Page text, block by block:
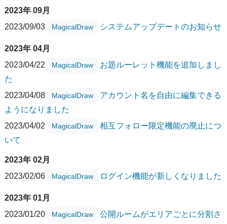
2023年 09月
2023/09/03
MagicalDraw システムアップデートのお知らせ
2023年 04月
2023/04/22
MagicalDraw
お題ルーレット機能を追加しまし
た
2023/04/08
MagicalDraw
アカウント名を自由に編集できる
ようになりました
2023/04/02
MagicalDraw
相互フォロー限定機能の廃止につ
いて
2023年 02月
2023/02/06
MagicalDraw ログイン機能が新しくなりました
2023年 01月
2023/01/20
MagicalDraw 公開ルームがエリアごとに分割さ